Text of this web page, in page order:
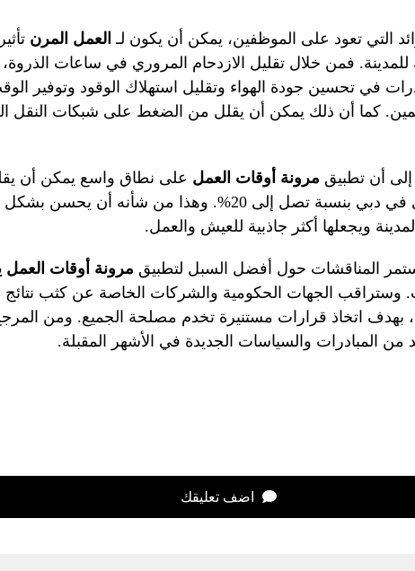
التي تعود على الموظفين، يمكن أن يكون لـ العمل المرن
للمدينة. فمن خلال تقليل الازدحام المروري في ساعات
في تحسين جودة الهواء وتقليل استهلاك الوقود وتوفير
كما أن ذلك يمكن أن يقلل من الضغط على شبكات النقل
إلى أن تطبيق مرونة أوقات العمل على نطاق واسع يمكن أن
الازدحام المروري في دبي بنسبة تصل إلى 20%. وهذا من شأنه أن
ويجعلها أكثر جاذبية للعيش والعمل.
المناقشات حول أفضل السبل لتطبيق مرونة أوقات العمل
وستراقب الجهات الحكومية والشركات الخاصة عن كثب نتائج
بهدف اتخاذ قرارات مستنيرة تخدم مصلحة الجميع. ومن
من المبادرات والسياسات الجديدة في الأشهر المقبلة.
اضف تعليقك